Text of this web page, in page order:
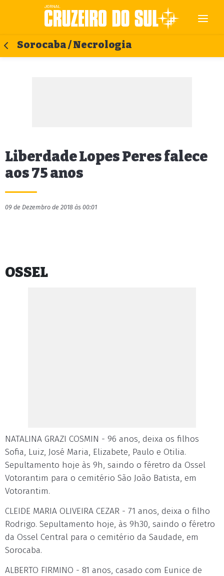
Sorocaba / Necrologia
Liberdade Lopes Peres falece
aos 75 anos
09 de Dezembro de 2018 às 00:01
OSSEL
NATALINA GRAZI COSMIN - 96 anos, deixa os filhos
Sofia, Luiz, José Maria, Elizabete, Paulo e Otilia.
Sepultamento hoje às 9h, saindo o féretro da Ossel
Votorantim para o cemitério São João Batista, em
Votorantim.
CLEIDE MARIA OLIVEIRA CEZAR - 71 anos, deixa o filho
Rodrigo. Sepultamento hoje, às 9h30, saindo o féretro
da Ossel Central para o cemitério da Saudade, em
Sorocaba.
ALBERTO FIRMINO - 81 anos, casado com Eunice de